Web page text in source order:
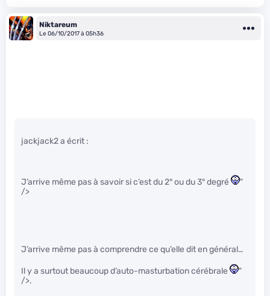
Niktareum
Le 06/10/2017 à 05h36
jackjack2 a écrit :
J’arrive même pas à savoir si c’est du 2° ou du 3° degré
"
/>
J’arrive même pas à comprendre ce qu’elle dit en général…
Il y a surtout beaucoup d’auto-masturbation cérébrale
"
/>.